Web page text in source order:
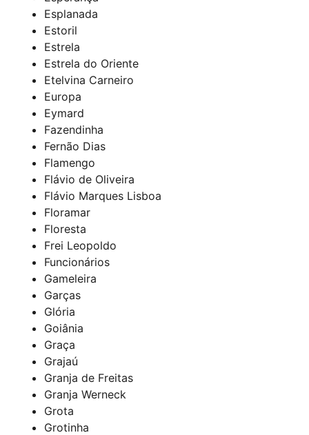
Esplanada
Estoril
Estrela
Estrela do Oriente
Etelvina Carneiro
Europa
Eymard
Fazendinha
Fernão Dias
Flamengo
Flávio de Oliveira
Flávio Marques Lisboa
Floramar
Floresta
Frei Leopoldo
Funcionários
Gameleira
Garças
Glória
Goiânia
Graça
Grajaú
Granja de Freitas
Granja Werneck
Grota
Grotinha